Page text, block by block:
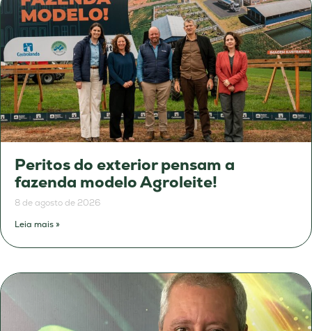
Peritos do exterior pensam a
fazenda modelo Agroleite!
8 de agosto de 2026
Leia mais »